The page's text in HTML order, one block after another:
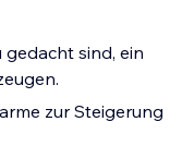
sind, ein
zur Steigerung